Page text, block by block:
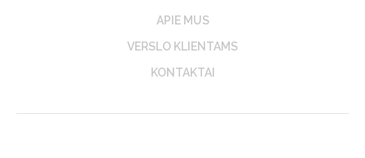
APIE MUS
VERSLO KLIENTAMS
KONTAKTAI